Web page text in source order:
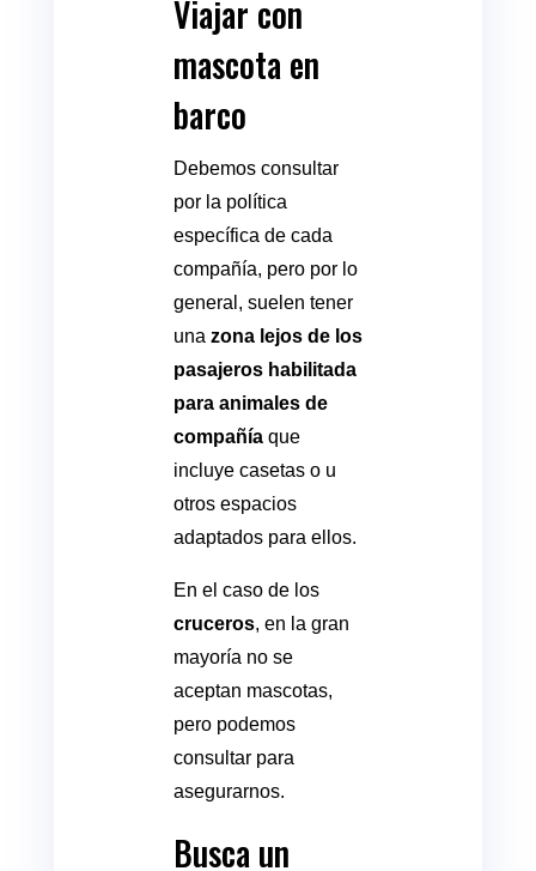
Viajar con
mascota en
barco
Debemos consultar
por la política
específica de cada
compañía, pero por lo
general, suelen tener
una zona lejos de los
pasajeros habilitada
para animales de
compañíaque
incluye casetas o u
otros espacios
adaptados para ellos.
En el caso de los
cruceros, en la gran
mayoría no se
aceptan mascotas,
pero podemos
consultar para
asegurarnos.
Busca un